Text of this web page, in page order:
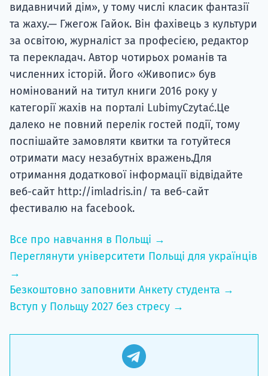
видавничий дім», у тому числі класик фантазії
та жаху.— Гжегож Гайок. Він фахівець з культури
за освітою, журналіст за професією, редактор
та перекладач. Автор чотирьох романів та
численних історій. Його «Живопис» був
номінований на титул книги 2016 року у
категорії жахів на порталі LubimyCzytać.Це
далеко не повний перелік гостей події, тому
поспішайте замовляти квитки та готуйтеся
отримати масу незабутніх вражень.Для
отримання додаткової інформації відвідайте
веб-сайт http://imladris.in/ та веб-сайт
фестивалю на facebook.
Все про навчання в Польщі →
Переглянути університети Польщі для українців
→
Безкоштовно заповнити Анкету студента →
Вступ у Польщу 2027 без стресу →